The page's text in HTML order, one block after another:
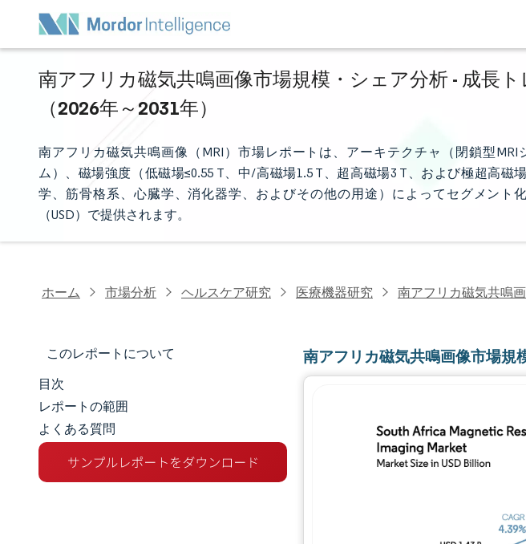
南アフリカ磁気共鳴画像市場規模・シェア分析 - 成長
（2026年～2031年）
南アフリカ磁気共鳴画像（MRI）市場レポートは、アーキテクチャ（閉鎖型MRI
ム）、磁場強度（低磁場≤0.55 T、中/高磁場1.5 T、超高磁場3 T、および極超高磁
学、筋骨格系、心臓学、消化器学、およびその他の用途）によってセグメント
（USD）で提供されます。
ホーム 市場分析 ヘルスケア研究 医療機器研究 南アフリカ磁気共鳴
このレポートについて
市場規模とシェア
市場分析
トレンドとインサイト
目次
レポートの範囲
よくある質問
南アフリカ磁気共鳴画像市場規